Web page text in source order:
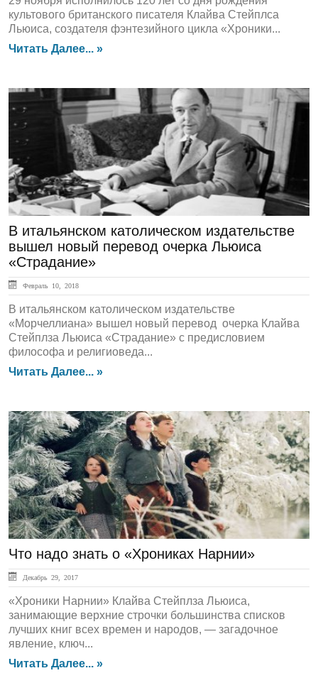
культового британского писателя Клайва Стейплса
Льюиса, создателя фэнтезийного цикла «Хроники...
Читать Далее... »
ЛЕНТА НОВОСТЕЙ
В итальянском католическом издательстве
вышел новый перевод очерка Льюиса
«Страдание»
Февраль 10, 2018
В итальянском католическом издательстве
«Морчеллиана» вышел новый перевод очерка Клайва
Стейплза Льюиса «Страдание» с предисловием
философа и религиоведа...
Читать Далее... »
ЛЕНТА НОВОСТЕЙ
Что надо знать о «Хрониках Нарнии»
Декабрь 29, 2017
«Хроники Нарнии» Клайва Стейплза Льюиса,
занимающие верхние строчки большинства списков
лучших книг всех времен и народов, — загадочное
явление, ключ...
Читать Далее... »